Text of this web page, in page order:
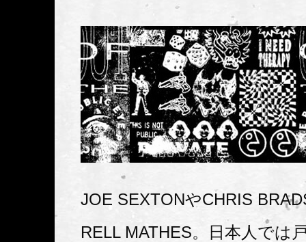
JOE SEXTONやCHRIS
RELL MATHES。日本人では